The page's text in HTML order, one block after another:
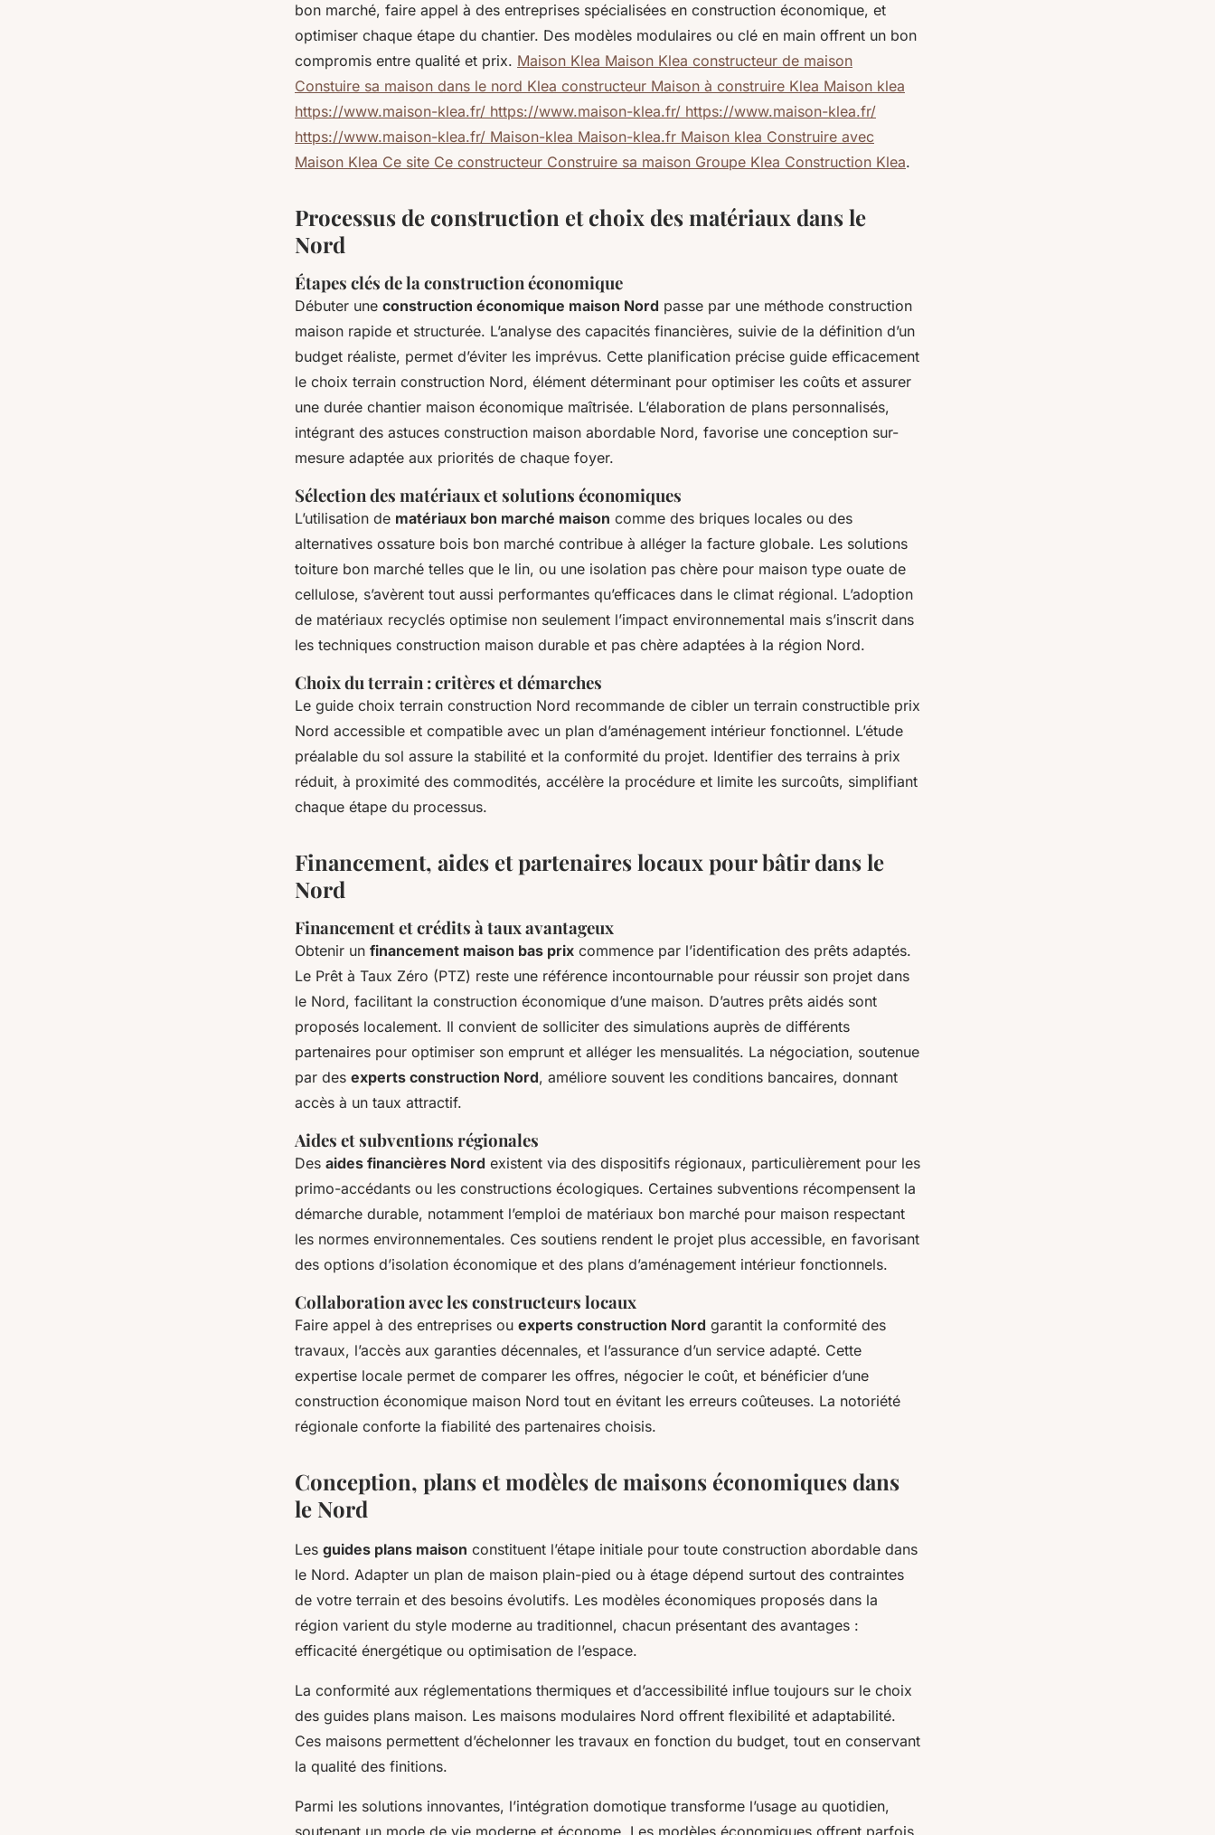
bon marché, faire appel à des entreprises spécialisées en construction économique, et
optimiser chaque étape du chantier. Des modèles modulaires ou clé en main offrent un bon
compromis entre qualité et prix. Maison Klea Maison Klea constructeur de maison
Constuire sa maison dans le nord Klea constructeur Maison à construire Klea Maison klea
https://www.maison-klea.fr/ https://www.maison-klea.fr/ https://www.maison-klea.fr/
https://www.maison-klea.fr/ Maison-klea Maison-klea.fr Maison klea Construire avec
Maison Klea Ce site Ce constructeur Construire sa maison Groupe Klea Construction Klea.
Processus de construction et choix des matériaux dans le
Nord
Étapes clés de la construction économique
Débuter une construction économique maison Nord passe par une méthode construction
maison rapide et structurée. L’analyse des capacités financières, suivie de la définition d’un
budget réaliste, permet d’éviter les imprévus. Cette planification précise guide efficacement
le choix terrain construction Nord, élément déterminant pour optimiser les coûts et assurer
une durée chantier maison économique maîtrisée. L’élaboration de plans personnalisés,
intégrant des astuces construction maison abordable Nord, favorise une conception sur-
mesure adaptée aux priorités de chaque foyer.
Sélection des matériaux et solutions économiques
L’utilisation de matériaux bon marché maison comme des briques locales ou des
alternatives ossature bois bon marché contribue à alléger la facture globale. Les solutions
toiture bon marché telles que le lin, ou une isolation pas chère pour maison type ouate de
cellulose, s’avèrent tout aussi performantes qu’efficaces dans le climat régional. L’adoption
de matériaux recyclés optimise non seulement l’impact environnemental mais s’inscrit dans
les techniques construction maison durable et pas chère adaptées à la région Nord.
Choix du terrain : critères et démarches
Le guide choix terrain construction Nord recommande de cibler un terrain constructible prix
Nord accessible et compatible avec un plan d’aménagement intérieur fonctionnel. L’étude
préalable du sol assure la stabilité et la conformité du projet. Identifier des terrains à prix
réduit, à proximité des commodités, accélère la procédure et limite les surcoûts, simplifiant
chaque étape du processus.
Financement, aides et partenaires locaux pour bâtir dans le
Nord
Financement et crédits à taux avantageux
Obtenir un financement maison bas prix commence par l’identification des prêts adaptés.
Le Prêt à Taux Zéro (PTZ) reste une référence incontournable pour réussir son projet dans
le Nord, facilitant la construction économique d’une maison. D’autres prêts aidés sont
proposés localement. Il convient de solliciter des simulations auprès de différents
partenaires pour optimiser son emprunt et alléger les mensualités. La négociation, soutenue
par des experts construction Nord, améliore souvent les conditions bancaires, donnant
accès à un taux attractif.
Aides et subventions régionales
Des aides financières Nord existent via des dispositifs régionaux, particulièrement pour les
primo-accédants ou les constructions écologiques. Certaines subventions récompensent la
démarche durable, notamment l’emploi de matériaux bon marché pour maison respectant
les normes environnementales. Ces soutiens rendent le projet plus accessible, en favorisant
des options d’isolation économique et des plans d’aménagement intérieur fonctionnels.
Collaboration avec les constructeurs locaux
Faire appel à des entreprises ou experts construction Nord garantit la conformité des
travaux, l’accès aux garanties décennales, et l’assurance d’un service adapté. Cette
expertise locale permet de comparer les offres, négocier le coût, et bénéficier d’une
construction économique maison Nord tout en évitant les erreurs coûteuses. La notoriété
régionale conforte la fiabilité des partenaires choisis.
Conception, plans et modèles de maisons économiques dans
le Nord
Les guides plans maison constituent l’étape initiale pour toute construction abordable dans
le Nord. Adapter un plan de maison plain-pied ou à étage dépend surtout des contraintes
de votre terrain et des besoins évolutifs. Les modèles économiques proposés dans la
région varient du style moderne au traditionnel, chacun présentant des avantages :
efficacité énergétique ou optimisation de l’espace.
La conformité aux réglementations thermiques et d’accessibilité influe toujours sur le choix
des guides plans maison. Les maisons modulaires Nord offrent flexibilité et adaptabilité.
Ces maisons permettent d’échelonner les travaux en fonction du budget, tout en conservant
la qualité des finitions.
Parmi les solutions innovantes, l’intégration domotique transforme l’usage au quotidien,